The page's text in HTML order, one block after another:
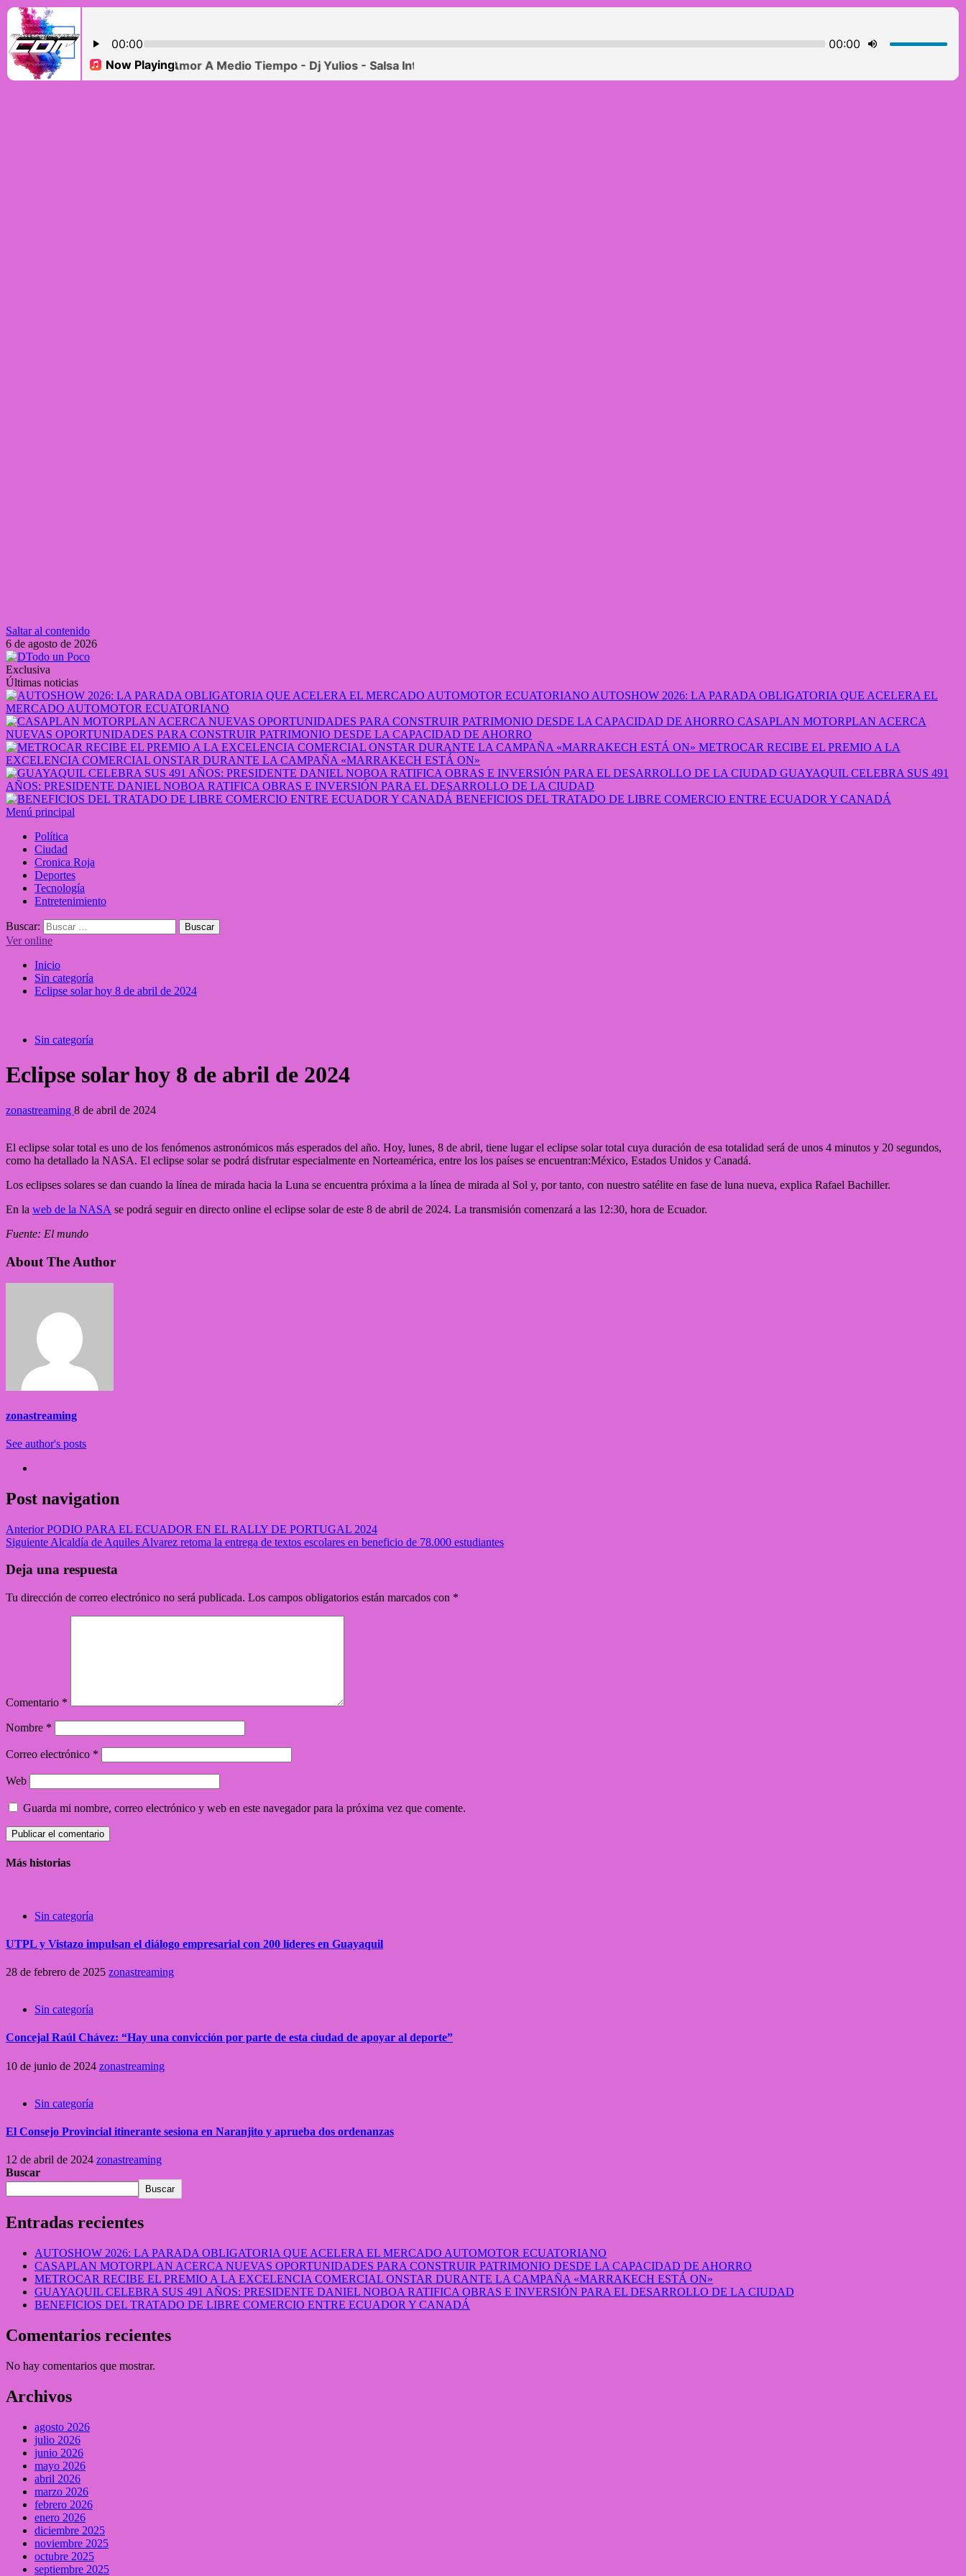
Saltar al contenido
6 de agosto de 2026
Exclusiva
Últimas noticias
AUTOSHOW 2026: LA PARADA OBLIGATORIA QUE ACELERA EL
MERCADO AUTOMOTOR ECUATORIANO
CASAPLAN MOTORPLAN ACERCA
NUEVAS OPORTUNIDADES PARA CONSTRUIR PATRIMONIO DESDE LA CAPACIDAD DE AHORRO
METROCAR RECIBE EL PREMIO A LA
EXCELENCIA COMERCIAL ONSTAR DURANTE LA CAMPAÑA «MARRAKECH ESTÁ ON»
GUAYAQUIL CELEBRA SUS 491
AÑOS: PRESIDENTE DANIEL NOBOA RATIFICA OBRAS E INVERSIÓN PARA EL DESARROLLO DE LA CIUDAD
BENEFICIOS DEL TRATADO DE LIBRE COMERCIO ENTRE ECUADOR Y CANADÁ
Menú principal
Política
Ciudad
Cronica Roja
Deportes
Tecnología
Entretenimiento
Buscar:
Ver online
Inicio
Sin categoría
Eclipse solar hoy 8 de abril de 2024
Sin categoría
Eclipse solar hoy 8 de abril de 2024
zonastreaming 8 de abril de 2024
El eclipse solar total es uno de los fenómenos astronómicos más esperados del año. Hoy, lunes, 8 de abril, tiene lugar el eclipse solar total cuya duración de esa totalidad será de unos 4 minutos y 20 segundos,
como ha detallado la NASA. El eclipse solar se podrá disfrutar especialmente en Norteamérica, entre los los países se encuentran:México, Estados Unidos y Canadá.
Los eclipses solares se dan cuando la línea de mirada hacia la Luna se encuentra próxima a la línea de mirada al Sol y, por tanto, con nuestro satélite en fase de luna nueva, explica Rafael Bachiller.
En la web de la NASA se podrá seguir en directo online el eclipse solar de este 8 de abril de 2024. La transmisión comenzará a las 12:30, hora de Ecuador.
Fuente: El mundo
About The Author
zonastreaming
See author's posts
Post navigation
AnteriorPODIO PARA EL ECUADOR EN EL RALLY DE PORTUGAL 2024
Siguiente Alcaldía de Aquiles Alvarez retoma la entrega de textos escolares en beneficio de 78.000 estudiantes
Deja una respuesta
Tu dirección de correo electrónico no será publicada. Los campos obligatorios están marcados con *
Comentario *
Nombre *
Correo electrónico *
Web
Guarda mi nombre, correo electrónico y web en este navegador para la próxima vez que comente.
Más historias
Sin categoría
UTPL y Vistazo impulsan el diálogo empresarial con 200 líderes en Guayaquil
28 de febrero de 2025 zonastreaming
Sin categoría
Concejal Raúl Chávez: “Hay una convicción por parte de esta ciudad de apoyar al deporte”
10 de junio de 2024 zonastreaming
Sin categoría
El Consejo Provincial itinerante sesiona en Naranjito y aprueba dos ordenanzas
12 de abril de 2024 zonastreaming
Buscar
Buscar
Entradas recientes
AUTOSHOW 2026: LA PARADA OBLIGATORIA QUE ACELERA EL MERCADO AUTOMOTOR ECUATORIANO
CASAPLAN MOTORPLAN ACERCA NUEVAS OPORTUNIDADES PARA CONSTRUIR PATRIMONIO DESDE LA CAPACIDAD DE AHORRO
METROCAR RECIBE EL PREMIO A LA EXCELENCIA COMERCIAL ONSTAR DURANTE LA CAMPAÑA «MARRAKECH ESTÁ ON»
GUAYAQUIL CELEBRA SUS 491 AÑOS: PRESIDENTE DANIEL NOBOA RATIFICA OBRAS E INVERSIÓN PARA EL DESARROLLO DE LA CIUDAD
BENEFICIOS DEL TRATADO DE LIBRE COMERCIO ENTRE ECUADOR Y CANADÁ
Comentarios recientes
No hay comentarios que mostrar.
Archivos
agosto 2026
julio 2026
junio 2026
mayo 2026
abril 2026
marzo 2026
febrero 2026
enero 2026
diciembre 2025
noviembre 2025
octubre 2025
septiembre 2025